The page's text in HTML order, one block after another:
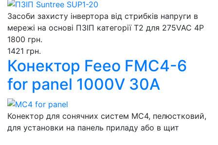
Засоби захисту інвертора від стрибків напруги в
мережі на основі ПЗІП категорії Т2 для 275VAC 4P
1800 грн.
1421 грн.
Конектор Feeo FMC4-6
for panel 1000V 30A
Конектор для сонячних систем МС4, пелюстковий,
для установки на панель приладу або в щит